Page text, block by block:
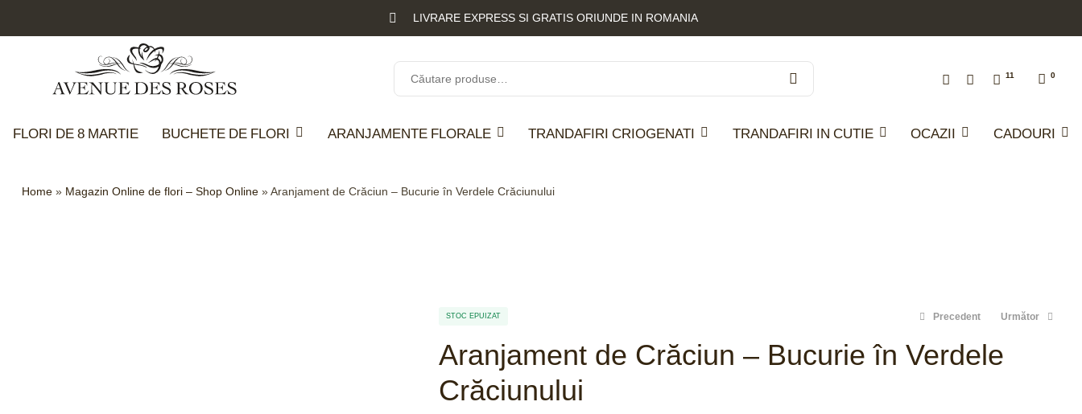
LIVRARE EXPRESS SI GRATIS ORIUNDE IN ROMANIA
11 0
FLORI DE 8 MARTIE BUCHETE DE FLORI ARANJAMENTE FLORALE TRANDAFIRI CRIOGENATI TRANDAFIRI IN CUTIE OCAZII CADOURI
Home » Magazin Online de flori – Shop Online »Aranjament de Crăciun – Bucurie în Verdele Crăciunului
STOC EPUIZAT Precedent Următor
Aranjament de Crăciun – Bucurie în Verdele
Crăciunului